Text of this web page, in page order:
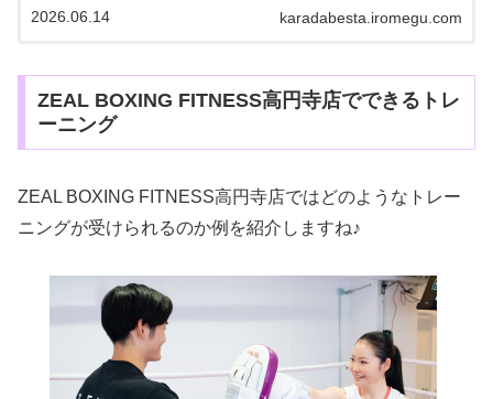
karadabesta.iromegu.com
2026.06.14
ZEAL BOXING FITNESS高円寺店でできるトレ
ーニング
ZEAL BOXING FITNESS高円寺店ではどのようなトレー
ニングが受けられるのか例を紹介しますね♪